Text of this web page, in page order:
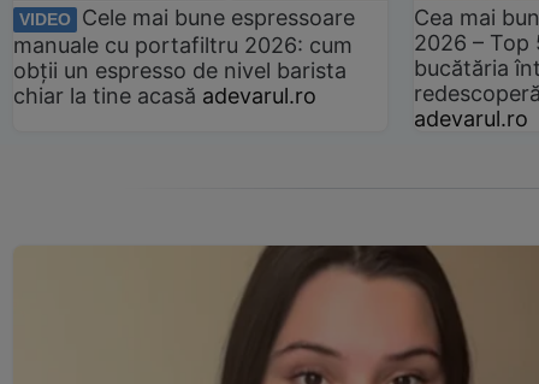
VIDEO
Cele mai bune espressoare
manuale cu portafiltru 2026: cum
obții un espresso de nivel barista
chiar la tine acasă adevarul.ro
Cea mai
2026 –
bucătăria
adevarul.ro